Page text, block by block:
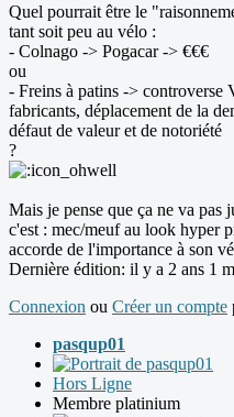
Quel pourrait être le
tant soit peu au vélo :
- Colnago -> Pogacar -> €€€
ou
- Freins à patins -> controverse
fabricants, déplacement de la
défaut de valeur et de notoriété
?
Mais je pense que ça ne va pas
c'est : mec/meuf au look hyper
accorde de l'importance à son
Dernière édition: il y a 2 ans 1
Connexion ou Créer un compte
pasqup01
Hors Ligne
Membre platinium